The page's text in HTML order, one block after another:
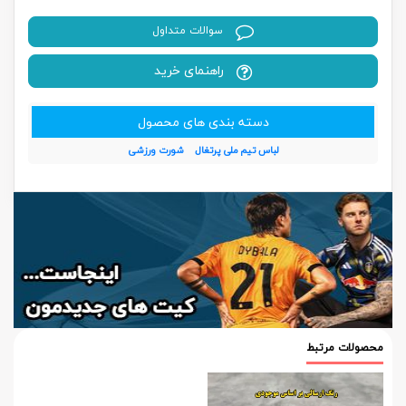
سوالات متداول
راهنمای خرید
دسته بندی های محصول
لباس تیم ملی پرتغال شورت ورزشی
محصولات مرتبط